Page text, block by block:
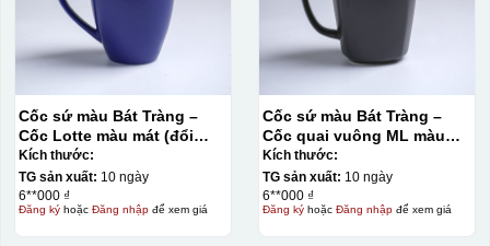
Cốc sứ màu Bát Tràng –
Cốc Lotte màu mát (đổi
quai)
Kích thước:
TG sản xuất: 10 ngày
6**000 ₫
Đăng kýhoặc Đăng nhậpđể xem giá
Cốc sứ màu Bát Tràng –
Cốc quai vuông ML màu
mát
Kích thước:
TG sản xuất: 10 ngày
6**000 ₫
Đăng kýhoặc Đăng nhậpđể xem giá